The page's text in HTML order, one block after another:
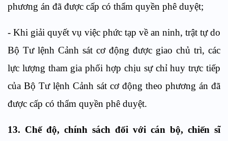
phương án đã được cấp có thẩm quyền phê duyệt;
- Khi giải quyết vụ việc phức tạp về an ninh, trật tự do
Bộ Tư lệnh Cảnh sát cơ động được giao chủ trì, các
lực lượng tham gia phối hợp chịu sự chỉ huy trực tiếp
của Bộ Tư lệnh Cảnh sát cơ động theo phương án đã
được cấp có thẩm quyền phê duyệt.
13. Chế độ, chính sách đối với cán bộ, chiến sĩ